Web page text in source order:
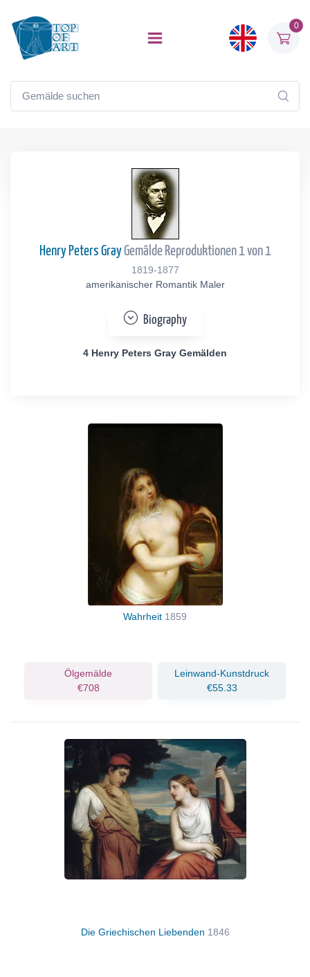
0
Henry Peters GrayGemälde Reproduktionen 1 von 1
1819-1877
amerikanischer Romantik Maler
Biography
4 Henry Peters Gray Gemälden
Wahrheit 1859
Ölgemälde
€708
Leinwand-Kunstdruck
€55.33
Die Griechischen Liebenden 1846